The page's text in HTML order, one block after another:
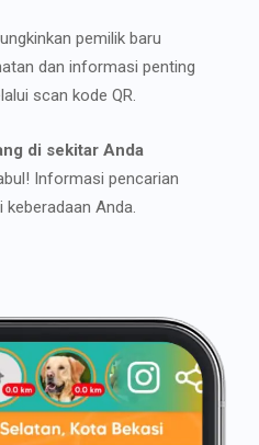
pemilik baru
dan informasi penting
scan kode QR.
di sekitar Anda
Informasi pencarian
Anda.